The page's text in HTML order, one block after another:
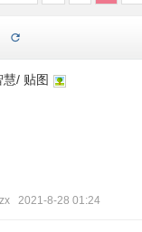
/ 贴图
2021-8-28 01:24